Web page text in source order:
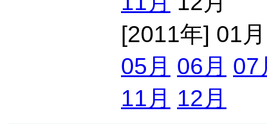
[2011年] 01
05月 06月 07
11月 12月